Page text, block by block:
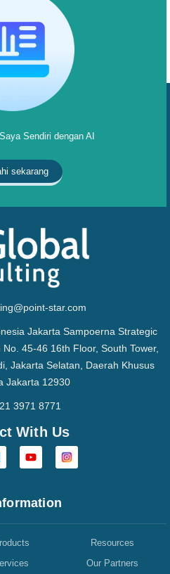
Sendiri dengan AI
sekarang
star.com
Jakarta Sampoerna Strategic
45-46 16th Floor, South Tower,
Jakarta Selatan, Daerah Khusus
Jakarta 12930
3971 8771
With Us
Resources
Our Partners